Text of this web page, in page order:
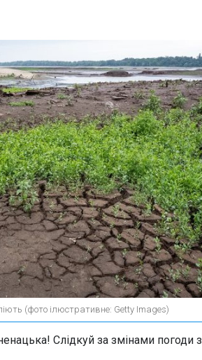
(фото ілюстративне: Getty Images)
Слідкуй за змінами погоди з